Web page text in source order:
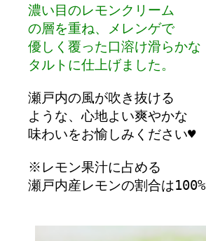
濃い目のレモンクリーム
の層を重ね、メレンゲで
優しく覆った口溶け滑らかな
タルトに仕上げました。
瀬戸内の風が吹き抜ける
ような、心地よい爽やかな
味わいをお愉しみください♥
※レモン果汁に占める
瀬戸内産レモンの割合は100%